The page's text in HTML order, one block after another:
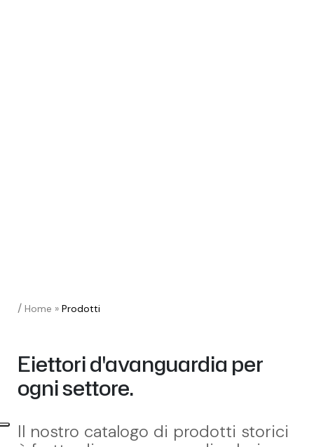
/ Home » Prodotti
Eiettori d'avanguardia per
ogni settore.
Il nostro catalogo di prodotti storici